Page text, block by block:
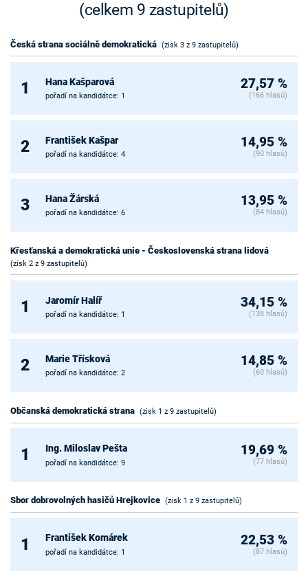
(celkem 9 zastupitelů)
Česká strana sociálně demokratická (zisk 3 z 9 zastupitelů)
1 Hana Kašparová
pořadí na kandidátce: 1
27,57 %
(166 hlasů)
2 František Kašpar
pořadí na kandidátce: 4
14,95 %
(90 hlasů)
3 Hana Žárská
pořadí na kandidátce: 6
13,95 %
(84 hlasů)
Křesťanská a demokratická unie - Československá strana lidová
(zisk 2 z 9 zastupitelů)
1 Jaromír Halíř
pořadí na kandidátce: 1
34,15 %
(138 hlasů)
2 Marie Třísková
pořadí na kandidátce: 2
14,85 %
(60 hlasů)
Občanská demokratická strana (zisk 1 z 9 zastupitelů)
1 Ing. Miloslav Pešta
pořadí na kandidátce: 9
19,69 %
(77 hlasů)
Sbor dobrovolných hasičů Hrejkovice (zisk 1 z 9 zastupitelů)
1 František Komárek
pořadí na kandidátce: 1
22,53 %
(87 hlasů)